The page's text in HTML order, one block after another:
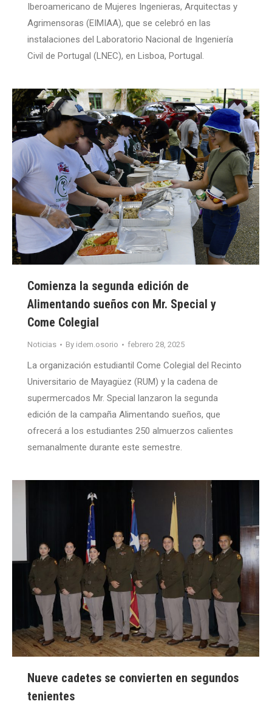
Iberoamericano de Mujeres Ingenieras, Arquitectas y
Agrimensoras (EIMIAA), que se celebró en las
instalaciones del Laboratorio Nacional de Ingeniería
Civil de Portugal (LNEC), en Lisboa, Portugal.
Comienza la segunda edición de
Alimentando sueños con Mr. Special y
Come Colegial
Noticias By idem.osorio febrero 28, 2025
La organización estudiantil Come Colegial del Recinto
Universitario de Mayagüez (RUM) y la cadena de
supermercados Mr. Special lanzaron la segunda
edición de la campaña Alimentando sueños, que
ofrecerá a los estudiantes 250 almuerzos calientes
semanalmente durante este semestre.
Nueve cadetes se convierten en segundos
tenientes